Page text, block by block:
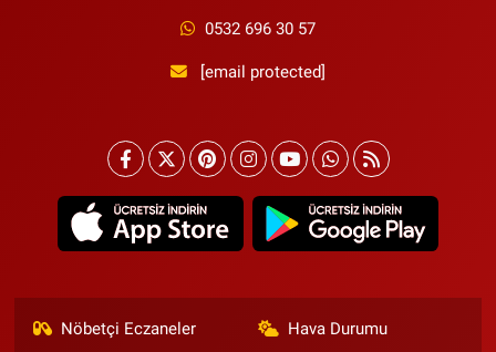
0532 696 30 57
[email protected]
Nöbetçi Eczaneler Hava Durumu